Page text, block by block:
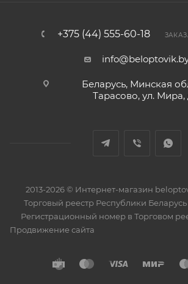
+375 (44) 555-60-18
Беларусь, Минская
Тарасово, ул. Мира,
2013-2026 © Интернет-магазин
Торговый реестр Республики Беларусь
Регистрационный номер в Торговом
Продвижение сайта